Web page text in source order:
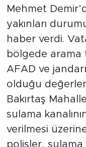
Mehmet
yakınları
haber verdi.
bölgede
AFAD ve
olduğu
Bakırtaş
sulama
verilmesi
polisler, sulama